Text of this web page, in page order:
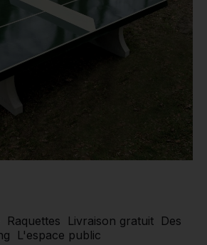
Raquettes Livraison gratuit Des
L'espace public